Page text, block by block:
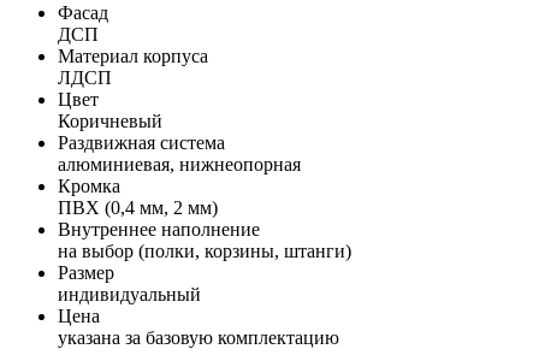
Фасад
ДСП
Материал корпуса
ЛДСП
Цвет
Коричневый
Раздвижная система
алюминиевая, нижнеопорная
Кромка
ПВХ (0,4 мм, 2 мм)
Внутреннее наполнение
на выбор (полки, корзины, штанги)
Размер
индивидуальный
Цена
указана за базовую комплектацию